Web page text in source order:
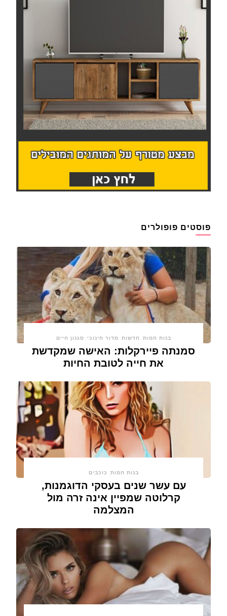
פוסטים פופולרים
בנות חמות חדשות מדור חינוכי סגנון חיים
סמנתה פיירקלות: האישה שמקדשת
את חייה לטובת החיות
בנות חמות כוכבים
עם עשר שנים בעסקי הדוגמנות,
קרלוטה שמפיין אינה זרה מול
המצלמה